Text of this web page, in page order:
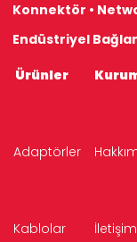
Konnektör •
Endüstriyel
Ürünler
Adaptörler
Kablolar İletişim